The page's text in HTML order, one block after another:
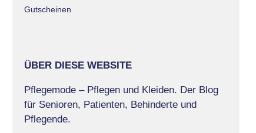
Gutscheinen
ÜBER DIESE WEBSITE
Pflegemode – Pflegen und Kleiden. Der Blog
für Senioren, Patienten, Behinderte und
Pflegende.